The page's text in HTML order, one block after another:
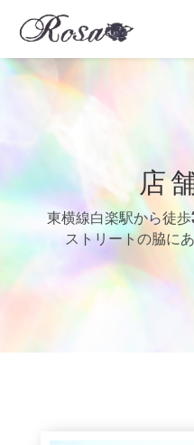
店
東横線白楽駅から徒
ストリートの脇に